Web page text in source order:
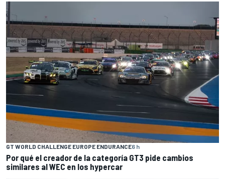
GT WORLD CHALLENGE EUROPE ENDURANCE6 h
Por qué el creador de la categoría GT3 pide cambios
similares al WEC en los hypercar